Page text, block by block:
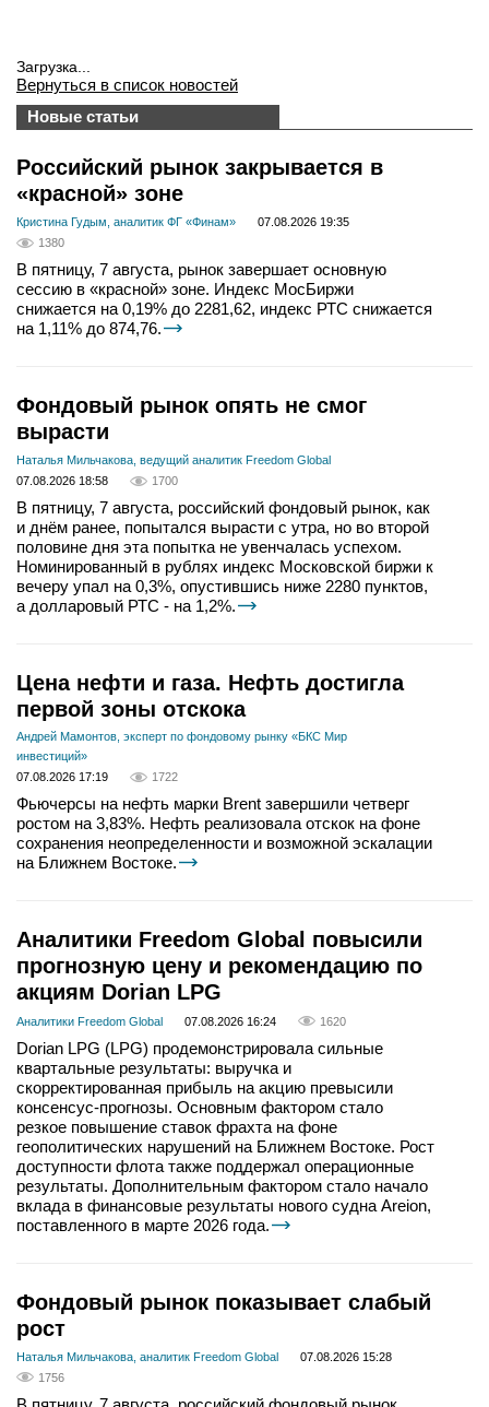
Загрузка...
Вернуться в список новостей
Новые статьи
Российский рынок закрывается в
«красной» зоне
Кристина Гудым, аналитик ФГ «Финам»
07.08.2026 19:35
1380
В пятницу, 7 августа, рынок завершает основную
сессию в «красной» зоне. Индекс МосБиржи
снижается на 0,19% до 2281,62, индекс РТС снижается
на 1,11% до 874,76.
Фондовый рынок опять не смог
вырасти
Наталья Мильчакова, ведущий аналитик Freedom Global
07.08.2026 18:58
1700
В пятницу, 7 августа, российский фондовый рынок, как
и днём ранее, попытался вырасти с утра, но во второй
половине дня эта попытка не увенчалась успехом.
Номинированный в рублях индекс Московской биржи к
вечеру упал на 0,3%, опустившись ниже 2280 пунктов,
а долларовый РТС - на 1,2%.
Цена нефти и газа. Нефть достигла
первой зоны отскока
Андрей Мамонтов, эксперт по фондовому рынку «БКС Мир
инвестиций»
07.08.2026 17:19
1722
Фьючерсы на нефть марки Brent завершили четверг
ростом на 3,83%. Нефть реализовала отскок на фоне
сохранения неопределенности и возможной эскалации
на Ближнем Востоке.
Аналитики Freedom Global повысили
прогнозную цену и рекомендацию по
акциям Dorian LPG
Аналитики Freedom Global 07.08.2026 16:24 1620
Dorian LPG (LPG) продемонстрировала сильные
квартальные результаты: выручка и
скорректированная прибыль на акцию превысили
консенсус-прогнозы. Основным фактором стало
резкое повышение ставок фрахта на фоне
геополитических нарушений на Ближнем Востоке. Рост
доступности флота также поддержал операционные
результаты. Дополнительным фактором стало начало
вклада в финансовые результаты нового судна Areion,
поставленного в марте 2026 года.
Фондовый рынок показывает слабый
рост
Наталья Мильчакова, аналитик Freedom Global
07.08.2026 15:28
1756